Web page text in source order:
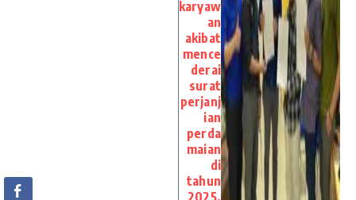
karyaw
an
akibat
mence
derai
surat
perjanj
ian
perda
maian
di
tahun